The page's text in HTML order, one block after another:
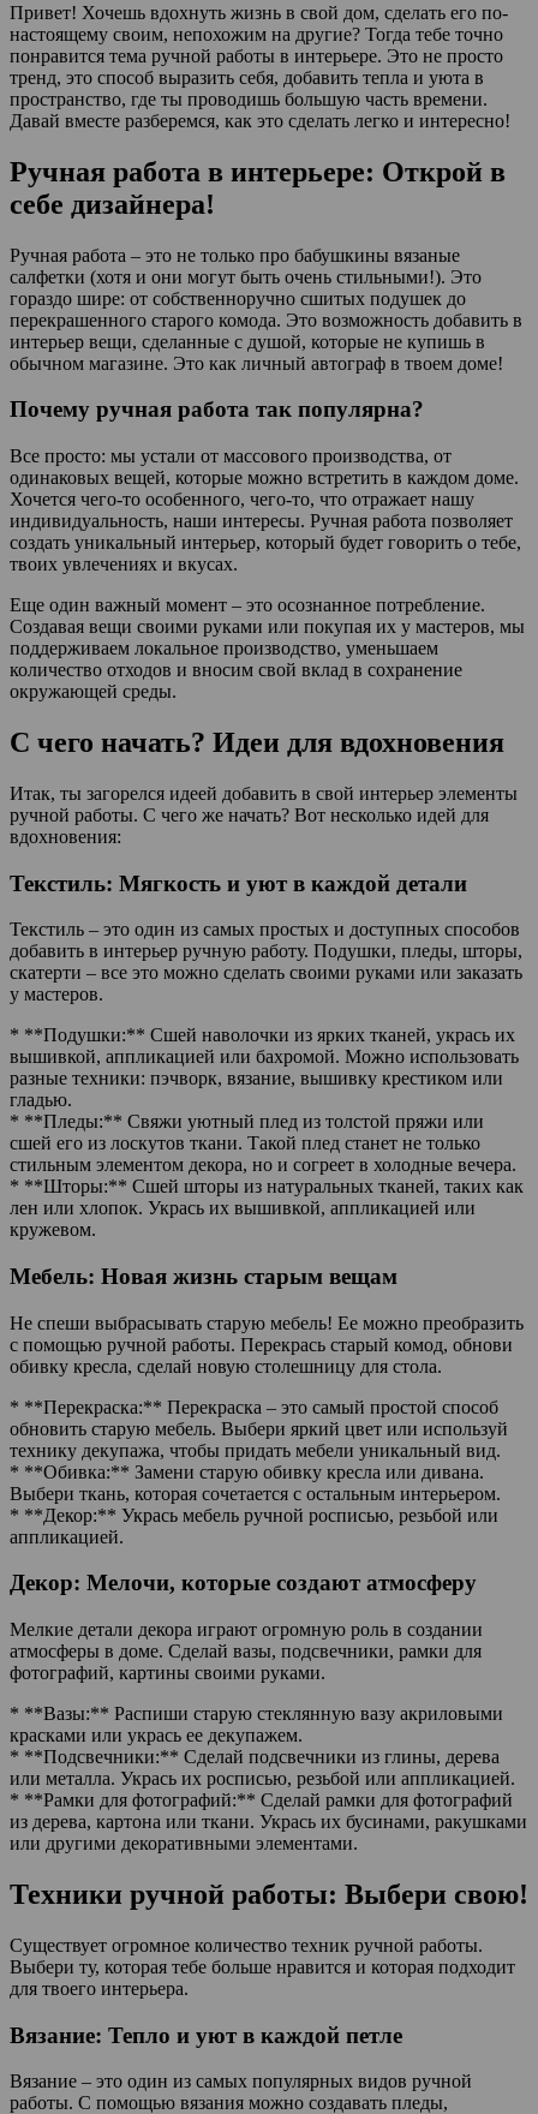
Привет! Хочешь вдохнуть жизнь в свой дом, сделать его по-
настоящему своим, непохожим на другие? Тогда тебе точно
понравится тема ручной работы в интерьере. Это не просто
тренд, это способ выразить себя, добавить тепла и уюта в
пространство, где ты проводишь большую часть времени.
Давай вместе разберемся, как это сделать легко и интересно!
Ручная работа в интерьере: Открой в
себе дизайнера!
Ручная работа – это не только про бабушкины вязаные
салфетки (хотя и они могут быть очень стильными!). Это
гораздо шире: от собственноручно сшитых подушек до
перекрашенного старого комода. Это возможность добавить в
интерьер вещи, сделанные с душой, которые не купишь в
обычном магазине. Это как личный автограф в твоем доме!
Почему ручная работа так популярна?
Все просто: мы устали от массового производства, от
одинаковых вещей, которые можно встретить в каждом доме.
Хочется чего-то особенного, чего-то, что отражает нашу
индивидуальность, наши интересы. Ручная работа позволяет
создать уникальный интерьер, который будет говорить о тебе,
твоих увлечениях и вкусах.
Еще один важный момент – это осознанное потребление.
Создавая вещи своими руками или покупая их у мастеров, мы
поддерживаем локальное производство, уменьшаем
количество отходов и вносим свой вклад в сохранение
окружающей среды.
С чего начать? Идеи для вдохновения
Итак, ты загорелся идеей добавить в свой интерьер элементы
ручной работы. С чего же начать? Вот несколько идей для
вдохновения:
Текстиль: Мягкость и уют в каждой детали
Текстиль – это один из самых простых и доступных способов
добавить в интерьер ручную работу. Подушки, пледы, шторы,
скатерти – все это можно сделать своими руками или заказать
у мастеров.
* **Подушки:** Сшей наволочки из ярких тканей, укрась их
вышивкой, аппликацией или бахромой. Можно использовать
разные техники: пэчворк, вязание, вышивку крестиком или
гладью.
* **Пледы:** Свяжи уютный плед из толстой пряжи или
сшей его из лоскутов ткани. Такой плед станет не только
стильным элементом декора, но и согреет в холодные вечера.
* **Шторы:** Сшей шторы из натуральных тканей, таких как
лен или хлопок. Укрась их вышивкой, аппликацией или
кружевом.
Мебель: Новая жизнь старым вещам
Не спеши выбрасывать старую мебель! Ее можно преобразить
с помощью ручной работы. Перекрась старый комод, обнови
обивку кресла, сделай новую столешницу для стола.
* **Перекраска:** Перекраска – это самый простой способ
обновить старую мебель. Выбери яркий цвет или используй
технику декупажа, чтобы придать мебели уникальный вид.
* **Обивка:** Замени старую обивку кресла или дивана.
Выбери ткань, которая сочетается с остальным интерьером.
* **Декор:** Укрась мебель ручной росписью, резьбой или
аппликацией.
Декор: Мелочи, которые создают атмосферу
Мелкие детали декора играют огромную роль в создании
атмосферы в доме. Сделай вазы, подсвечники, рамки для
фотографий, картины своими руками.
* **Вазы:** Распиши старую стеклянную вазу акриловыми
красками или укрась ее декупажем.
* **Подсвечники:** Сделай подсвечники из глины, дерева
или металла. Укрась их росписью, резьбой или аппликацией.
* **Рамки для фотографий:** Сделай рамки для фотографий
из дерева, картона или ткани. Укрась их бусинами, ракушками
или другими декоративными элементами.
Техники ручной работы: Выбери свою!
Существует огромное количество техник ручной работы.
Выбери ту, которая тебе больше нравится и которая подходит
для твоего интерьера.
Вязание: Тепло и уют в каждой петле
Вязание – это один из самых популярных видов ручной
работы. С помощью вязания можно создавать пледы,